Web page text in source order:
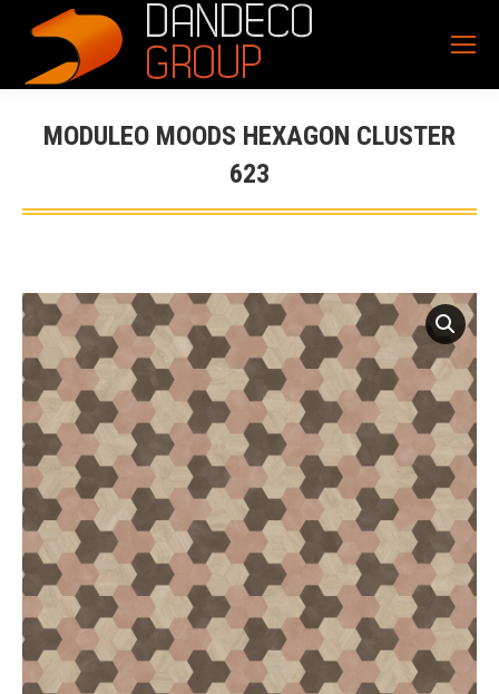
MODULEO MOODS HEXAGON CLUSTER
623